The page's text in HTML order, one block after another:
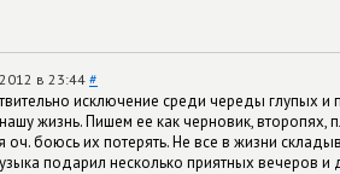
в 23:44 #
исключение среди череды глупых
жизнь. Пишем ее как черновик,
оч. боюсь их потерять. Не все в жизни
подарил несколько приятных